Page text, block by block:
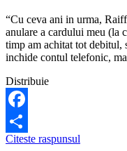
“Cu ceva ani in urma,
anulare a cardului meu (la
timp am achitat tot debitul,
inchide contul telefonic,
Distribuie
Facebook
Share
Citeste raspunsul